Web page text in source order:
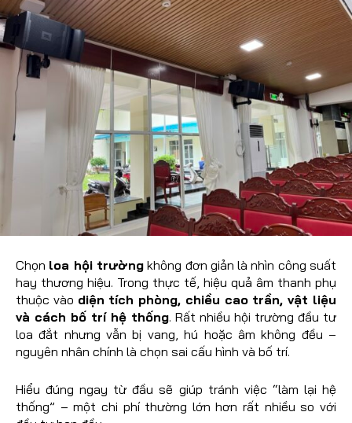
Chọn loa hội trườngkhông đơn giản là nhìn công suất
hay thương hiệu. Trong thực tế, hiệu quả âm thanh phụ
thuộc vào diện tích phòng, chiều cao trần, vật liệu
và cách bố trí hệ thống. Rất nhiều hội trường đầu tư
loa đắt nhưng vẫn bị vang, hú hoặc âm không đều –
nguyên nhân chính là chọn sai cấu hình và bố trí.
Hiểu đúng ngay từ đầu sẽ giúp tránh việc “làm lại hệ
thống” – một chi phí thường lớn hơn rất nhiều so với